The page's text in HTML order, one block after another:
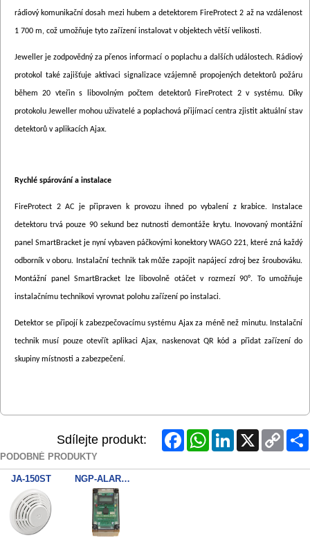
rádiový komunikační dosah mezi hubem a detektorem FireProtect 2 až na vzdálenost
1 700 m, což umožňuje tyto zařízení instalovat v objektech větší velikosti.
Jeweller je zodpovědný za přenos informací o poplachu a dalších událostech. Rádiový
protokol také zajišťuje aktivaci signalizace vzájemně propojených detektorů požáru
během 20 vteřin s libovolným počtem detektorů FireProtect 2 v systému. Díky
protokolu Jeweller mohou uživatelé a poplachová přijímací centra zjistit aktuální stav
detektorů v aplikacích Ajax.
Rychlé spárování a instalace
FireProtect 2 AC je připraven k provozu ihned po vybalení z krabice. Instalace
detektoru trvá pouze 90 sekund bez nutnosti demontáže krytu. Inovovaný montážní
panel SmartBracket je nyní vybaven páčkovými konektory WAGO 221, které zná každý
odborník v oboru. Instalační technik tak může zapojit napájecí zdroj bez šroubováku.
Montážní panel SmartBracket lze libovolně otáčet v rozmezí 90°. To umožňuje
instalačnímu technikovi vyrovnat polohu zařízení po instalaci.
Detektor se připojí k zabezpečovacímu systému Ajax za méně než minutu. Instalační
technik musí pouze otevřít aplikaci Ajax, naskenovat QR kód a přidat zařízení do
skupiny místnosti a zabezpečení.
Sdílejte produkt: FacebookWhatsAppLinkedInX
Copy
Link
PODOBNÉ PRODUKTY
JA-150ST NGP-ALARMWIRE